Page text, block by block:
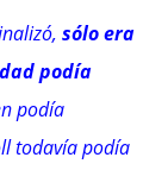
sólo era
podía
podía
todavía podía